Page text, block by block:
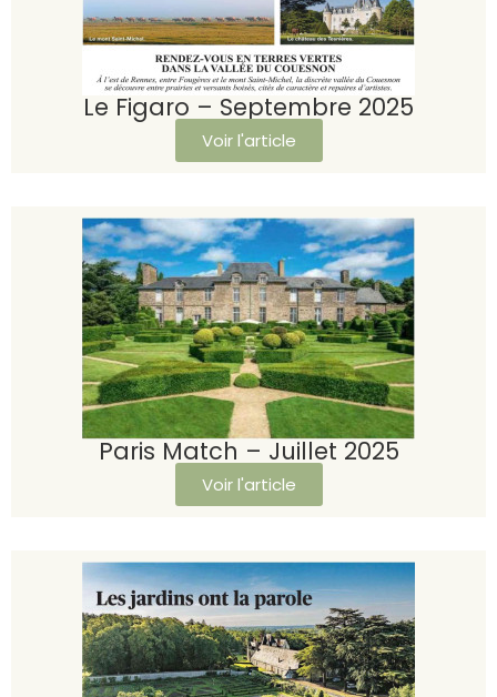
Le Figaro – Septembre 2025
Voir l'article
Paris Match – Juillet 2025
Voir l'article